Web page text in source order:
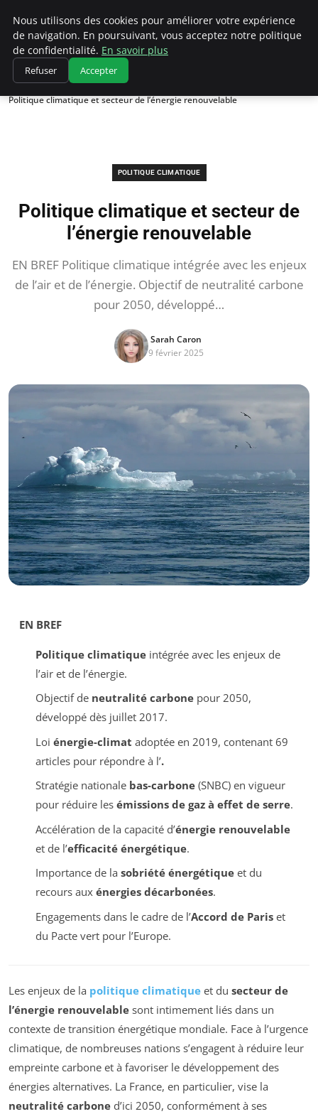
Climatedebtagents
Accueil
Politique climatique
Politique climatique et secteur de l’énergie renouvelable
POLITIQUE CLIMATIQUE
Politique climatique et secteur de
l’énergie renouvelable
EN BREF Politique climatique intégrée avec les enjeux
de l’air et de l’énergie. Objectif de neutralité carbone
pour 2050, développé…
Sarah Caron
9 février 2025
EN BREF
Politique climatiqueintégrée avec les enjeux de
l’air et de l’énergie.
Objectif de neutralité carbonepour 2050,
développé dès juillet 2017.
Loi énergie-climat adoptée en 2019, contenant 69
articles pour répondre à l’.
Stratégie nationale bas-carbone(SNBC) en vigueur
pour réduire les émissions de gaz à effet de serre.
Accélération de la capacité d’énergie renouvelable
et de l’efficacité énergétique.
Importance de la sobriété énergétiqueet du
recours aux énergies décarbonées.
Engagements dans le cadre de l’Accord de Pariset
du Pacte vert pour l’Europe.
Les enjeux de la politique climatique et du secteur de
l’énergie renouvelable sont intimement liés dans un
contexte de transition énergétique mondiale. Face à l’urgence
climatique, de nombreuses nations s’engagent à réduire leur
empreinte carbone et à favoriser le développement des
énergies alternatives. La France, en particulier, vise la
neutralité carbone d’ici 2050, conformément à ses
Nous utilisons des cookies pour améliorer votre expérience
de navigation. En poursuivant, vous acceptez notre politique
de confidentialité. En savoir plus
Refuser Accepter